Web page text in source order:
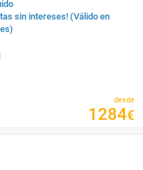
sin intereses! (Válido en
desde
1284€